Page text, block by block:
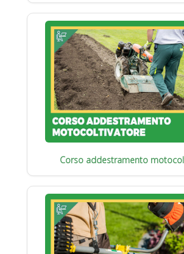
Corso addestramento